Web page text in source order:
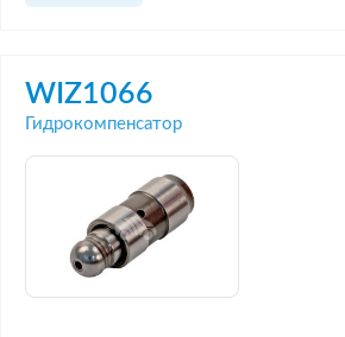
WIZ1066
Гидрокомпенсатор